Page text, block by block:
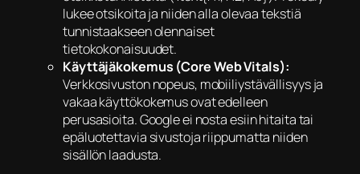
lukee otsikoita ja niiden alla olevaa tekstiä
tunnistaakseen olennaiset
tietokokonaisuudet.
Käyttäjäkokemus (Core Web Vitals):
Verkkosivuston nopeus, mobiiliystävällisyys ja
vakaa käyttökokemus ovat edelleen
perusasioita. Google ei nosta esiin hitaita tai
epäluotettavia sivustoja riippumatta niiden
sisällön laadusta.